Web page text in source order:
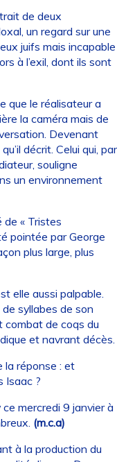
de deux
un regard sur une
juifs mais incapable
à l’exil, dont ils sont
que le réalisateur a
la caméra mais de
Devenant
décrit. Celui qui, par
souligne
un environnement
de « Tristes
pointée par George
plus large, plus
elle aussi palpable.
syllabes de son
combat de coqs du
et navrant décès.
la réponse : et
Isaac ?
mercredi 9 janvier à
(m.c.a)
à la production du